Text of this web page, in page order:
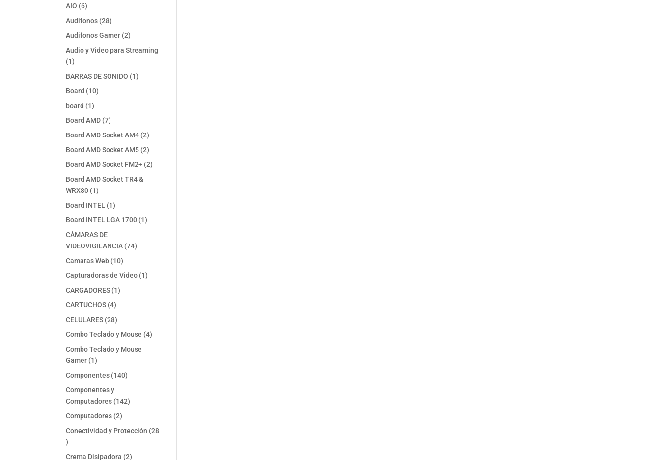
AIO 66
productos
Audifonos 2828
productos
Audifonos Gamer 22
productos
Audio y Video para Streaming
11
producto
BARRAS DE SONIDO 11
Board 1010
board 11
producto
Board AMD 77
productos
Board AMD Socket AM4 22
productos
Board AMD Socket AM5 22
productos
Board AMD Socket FM2+ 22
Board AMD Socket TR4 &
WRX80 11
producto
Board INTEL 11
producto
Board INTEL LGA 1700 11
CÁMARAS DE
VIDEOVIGILANCIA 7474
Camaras Web 1010
productos
Capturadoras de Video 11
CARGADORES 11
CARTUCHOS 44
productos
CELULARES 2828
productos
Combo Teclado y Mouse 44
Combo Teclado y Mouse
Gamer 11
producto
Componentes 140140
Componentes y
Computadores 142142
Computadores 22
productos
Conectividad y Protección 28
28
productos
Crema Disipadora 22